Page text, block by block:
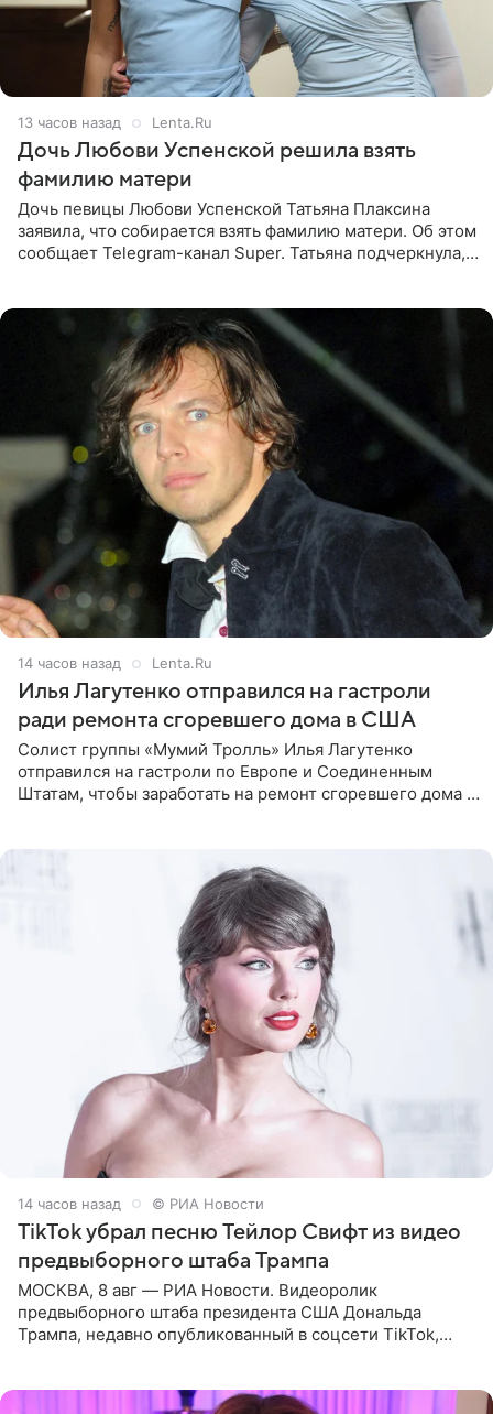
13 часов назад Lenta.Ru
Дочь Любови Успенской решила взять
фамилию матери
Дочь певицы Любови Успенской Татьяна Плаксина
заявила, что собирается взять фамилию матери. Об этом
сообщает Telegram-канал Super. Татьяна подчеркнула,
14 часов назад Lenta.Ru
Илья Лагутенко отправился на гастроли
ради ремонта сгоревшего дома в США
Солист группы «Мумий Тролль» Илья Лагутенко
отправился на гастроли по Европе и Соединенным
Штатам, чтобы заработать на ремонт сгоревшего дома в
14 часов назад © РИА Новости
TikTok убрал песню Тейлор Свифт из видео
предвыборного штаба Трампа
МОСКВА, 8 авг — РИА Новости. Видеоролик
предвыборного штаба президента США Дональда
Трампа, недавно опубликованный в соцсети TikTok,